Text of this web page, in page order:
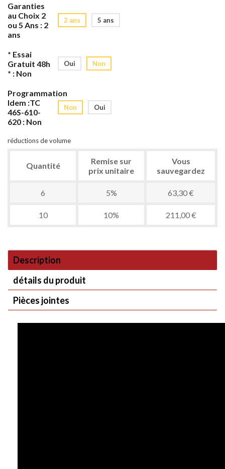
Garanties
au Choix 2
ou 5 Ans : 2
ans
2 ans 5 ans
* Essai
Gratuit 48h
* : Non
Oui Non
Programmation
Idem :TC
46S-610-
620 : Non
Non Oui
réductions de volume
Quantité
Remise sur
prix unitaire
Vous
sauvegardez
6 5% 63,30 €
10 10% 211,00 €
Description
détails du produit
Pièces jointes